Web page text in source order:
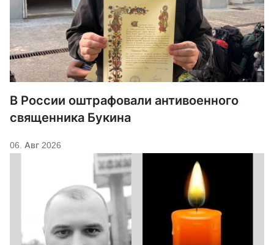
В России оштрафовали антивоенного
священника Букина
06. Авг 2026